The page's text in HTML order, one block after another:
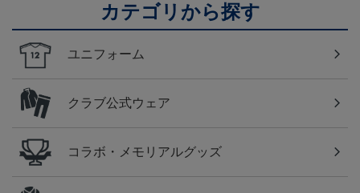
カテゴリから探す
ユニフォーム
クラブ公式ウェア
コラボ・メモリアルグッズ